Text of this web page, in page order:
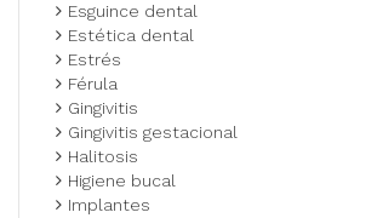
Esguince dental
Estética dental
Estrés
Férula
Gingivitis
Gingivitis gestacional
Halitosis
Higiene bucal
Implantes